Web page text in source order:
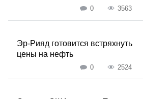
0 3563
Эр-Рияд готовится встряхнуть
цены на нефть
0 2524